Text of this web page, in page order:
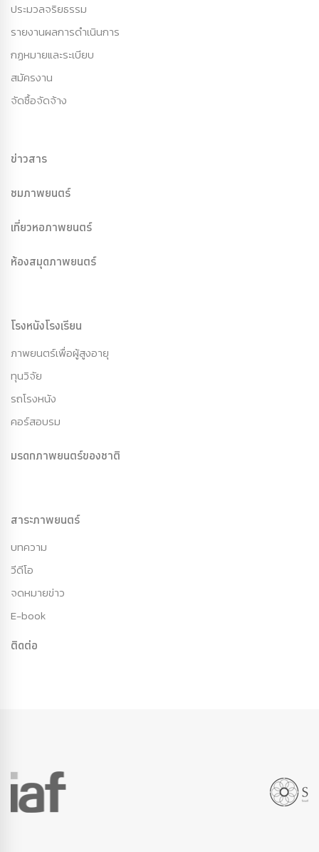
ประมวลจริยธรรม
รายงานผลการดำเนินการ
กฏหมายและระเบียบ
สมัครงาน
จัดซื้อจัดจ้าง
ข่าวสาร
ชมภาพยนตร์
เที่ยวหอภาพยนตร์
ห้องสมุดภาพยนตร์
โรงหนังโรงเรียน
ภาพยนตร์เพื่อผู้สูงอายุ
ทุนวิจัย
รถโรงหนัง
คอร์สอบรม
มรดกภาพยนตร์ของชาติ
สาระภาพยนตร์
บทความ
วีดีโอ
จดหมายข่าว
E-book
ติดต่อ